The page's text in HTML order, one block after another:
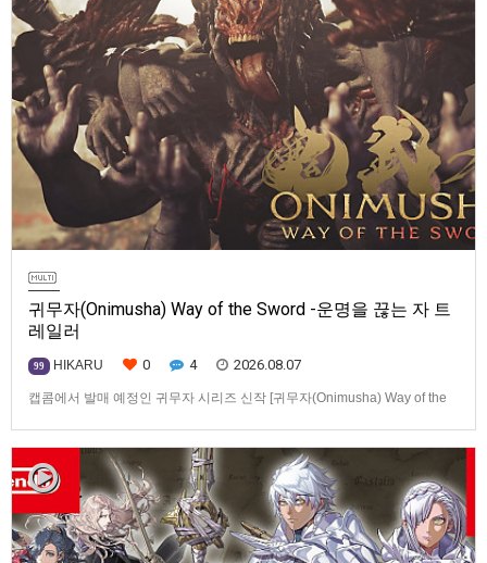
귀무자(Onimusha) Way of the Sword -운명을 끊는 자 트
레일러
99 HIKARU 0 4 2026.08.07
캡콤에서 발매 예정인 귀무자 시리즈 신작 [귀무자(Onimusha) Way of the